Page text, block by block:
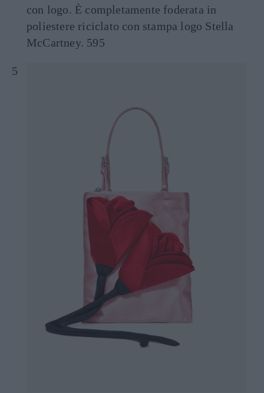
con logo. È completamente foderata in
poliestere riciclato con stampa logo Stella
McCartney. 595